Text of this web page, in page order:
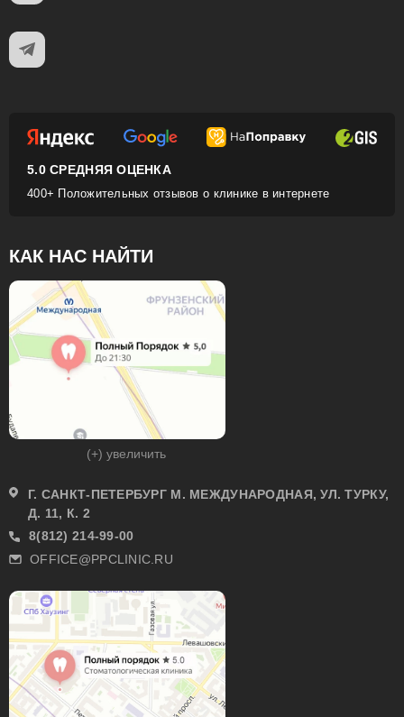
5.0 СРЕДНЯЯ ОЦЕНКА
400+ Положительных отзывов о клинике в интернете
КАК НАС НАЙТИ
(+) увеличить
Г. САНКТ-ПЕТЕРБУРГ М. МЕЖДУНАРОДНАЯ, УЛ. ТУРКУ,
Д. 11, К. 2
8(812) 214-99-00
OFFICE@PPCLINIC.RU